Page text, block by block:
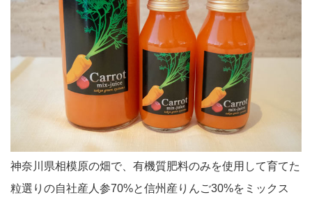
神奈川県相模原の畑で、有機質肥料のみを使用して育てた
粒選りの自社産人参70%と信州産りんご30%をミックス